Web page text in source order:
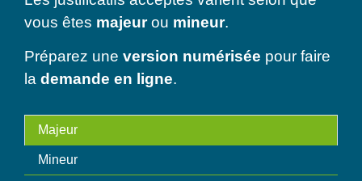
vous êtes majeurou mineur.
Préparez une version numérisée pour faire
la demande en ligne.
Majeur
Mineur